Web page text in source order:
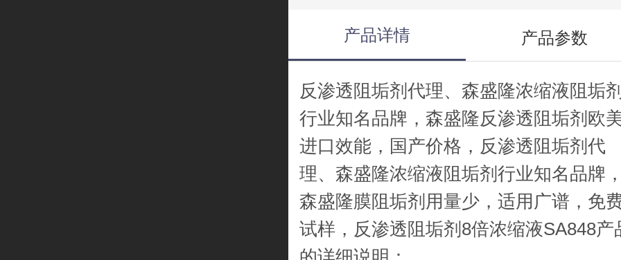
产品详情 产品参数
反渗透阻垢剂代理、森盛隆浓缩液阻垢剂
行业知名品牌，森盛隆反渗透阻垢剂欧
进口效能，国产价格，反渗透阻垢剂代
理、森盛隆浓缩液阻垢剂行业知名品牌，
森盛隆膜阻垢剂用量少，适用广谱，免
试样，反渗透阻垢剂8倍浓缩液SA848产